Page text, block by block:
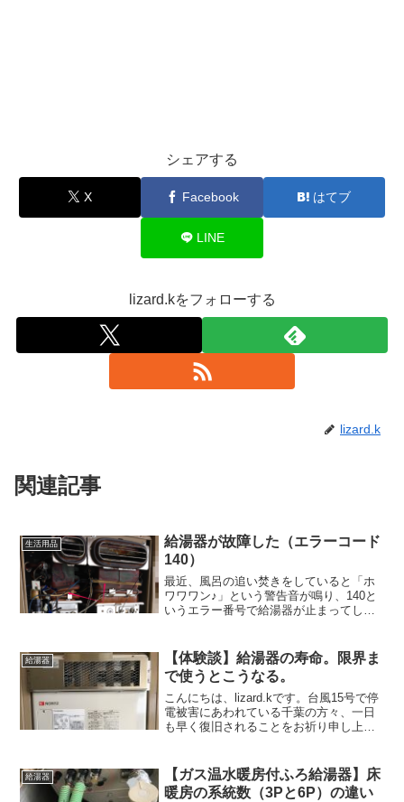
シェアする
X Facebook はてブ
LINE
lizard.kをフォローする
lizard.k
関連記事
生活用品
給湯器が故障した（エラーコード
140）
最近、風呂の追い焚きをしていると「ホ
ワワワン♪」という警告音が鳴り、140と
いうエラー番号で給湯器が止まってしま
たりしながら、しばらく騙し騙し使って
いましたがそろそろ限...
給湯器
【体験談】給湯器の寿命。限界ま
で使うとこうなる。
こんにちは、lizard.kです。台風15号で停
電被害にあわれている千葉の方々、一日
も早く復旧されることをお祈り申し上げ
ますよね。我が家でも台風とは無関係で
すが、17年...
給湯器
【ガス温水暖房付ふろ給湯器】床
暖房の系統数（3Pと6P）の違い